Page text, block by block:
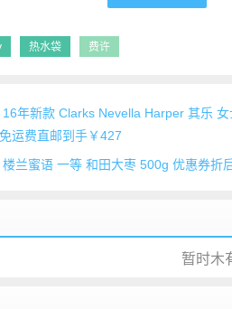
热水袋 费许
16年新款 Clarks Nevella Harper 其乐
运费直邮到手￥427
楼兰蜜语 一等 和田大枣 500g 优惠券折
暂时木